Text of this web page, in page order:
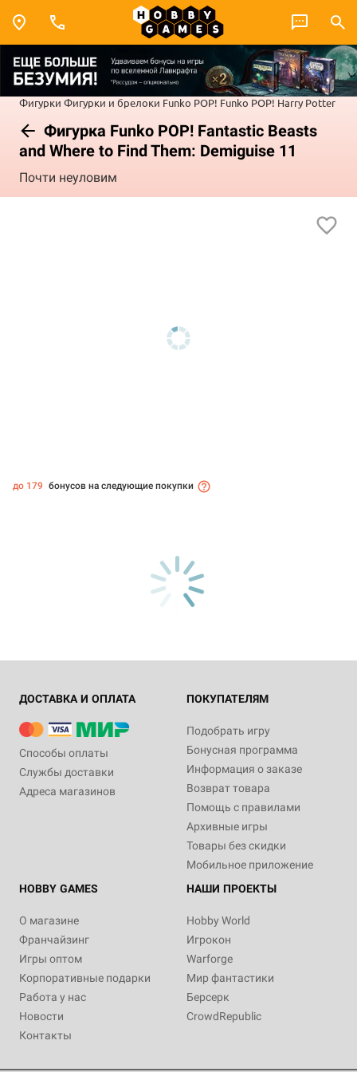
Фигурки Фигурки и брелоки Funko POP! Funko POP! Harry Potter
Фигурка Funko POP! Fantastic Beasts
and Where to Find Them: Demiguise 11
Почти неуловим
до 179 бонусов на следующие покупки
ДОСТАВКА И ОПЛАТА
Способы оплаты
Службы доставки
Адреса магазинов
ПОКУПАТЕЛЯМ
Подобрать игру
Бонусная программа
Информация о заказе
Возврат товара
Помощь с правилами
Архивные игры
Товары без скидки
Мобильное приложение
HOBBY GAMES
О магазине
Франчайзинг
Игры оптом
Корпоративные подарки
Работа у нас
Новости
Контакты
НАШИ ПРОЕКТЫ
Hobby World
Игрокон
Warforge
Мир фантастики
Берсерк
CrowdRepublic